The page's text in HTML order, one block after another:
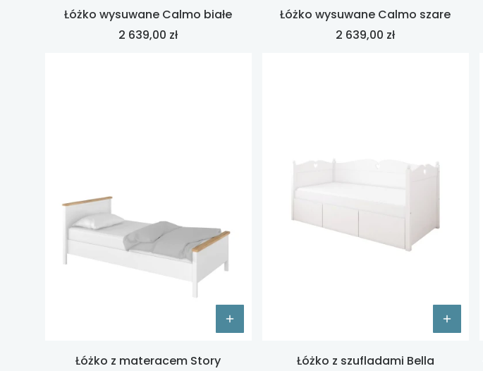
Łóżko wysuwane Calmo białe
Cena
2 639,00 zł
Łóżko wysuwane Calmo szare
Cena
2 639,00 zł
Łóżko z materacem Story
Łóżko z szufladami Bella